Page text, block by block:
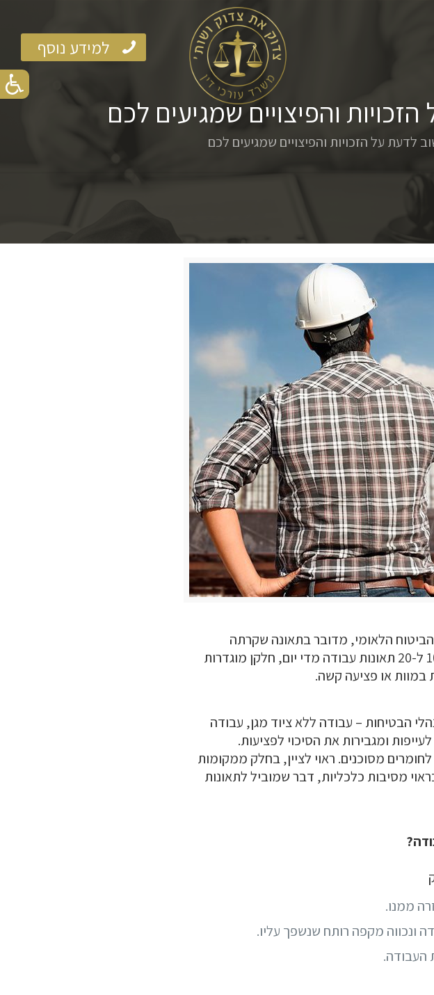
למידע נוסף
והפיצויים שמגיעים לכם
על הזכויות והפיצויים שמגיעים לכם
הלאומי, מדובר בתאונה שקרתה
לעובד תוך כדי עבודתו או עקב עבודתו. בישראל נגרמות בין 10 ל-20 תאונות עבודה מדי יום, חלקן מוגדרות
במוות או פציעה קשה.
הבטיחות – עבודה ללא ציוד מגן, עבודה
ומגבירות את הסיכוי לפציעות.
מסוכנים. ראוי לציין, בחלק ממקומות
מסיבות כלכליות, דבר שמוביל לתאונות
ממנו.
ונכווה מקפה רותח שנשפך עליו.
העבודה.